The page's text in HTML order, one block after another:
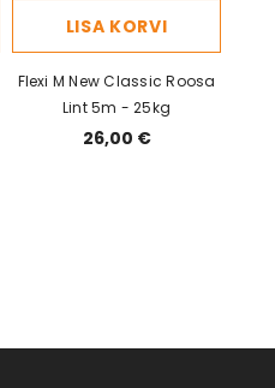
LISA KORVI
Flexi M New Classic Roosa
Lint 5m - 25kg
26,00 €